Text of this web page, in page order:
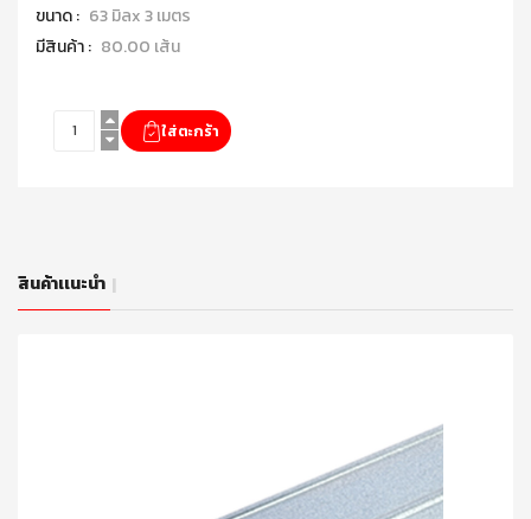
ขนาด : 63 มิลx 3 เมตร
มีสินค้า : 80.00 เส้น
สินค้าเเนะนำ